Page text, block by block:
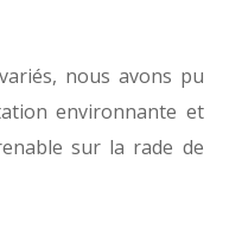
nous avons pu
environnante et
sur la rade de